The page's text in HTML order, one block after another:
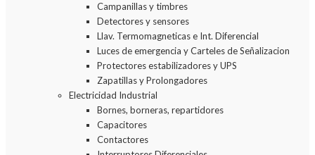
Campanillas y timbres
Detectores y sensores
Llav. Termomagneticas e Int. Diferencial
Luces de emergencia y Carteles de Señalizacion
Protectores estabilizadores y UPS
Zapatillas y Prolongadores
Electricidad Industrial
Bornes, borneras, repartidores
Capacitores
Contactores